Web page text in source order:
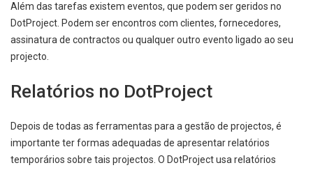
Além das tarefas existem eventos, que podem ser geridos no
DotProject. Podem ser encontros com clientes, fornecedores,
assinatura de contractos ou qualquer outro evento ligado ao seu
projecto.
Relatórios no DotProject
Depois de todas as ferramentas para a gestão de projectos, é
importante ter formas adequadas de apresentar relatórios
temporários sobre tais projectos. O DotProject usa relatórios